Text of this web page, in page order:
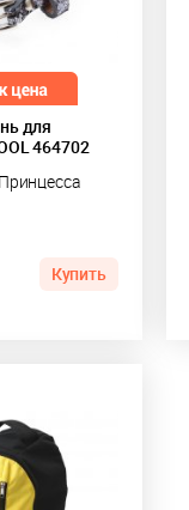
для
464702
Принцесса
Купить